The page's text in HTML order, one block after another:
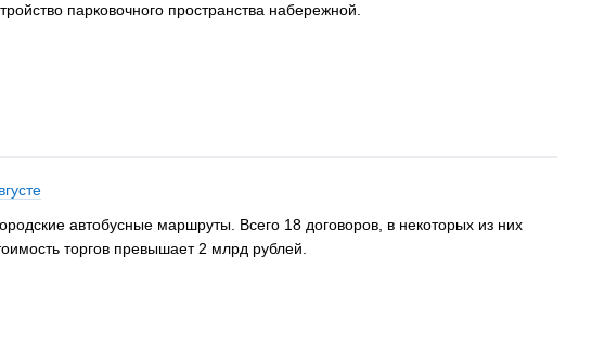
парковочного пространства набережной.
автобусные маршруты. Всего 18 договоров, в некоторых из них
торгов превышает 2 млрд рублей.